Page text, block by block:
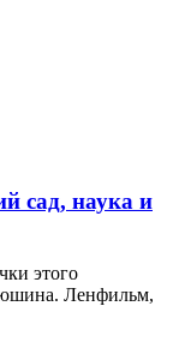
сад, наука и
этого
Ленфильм,